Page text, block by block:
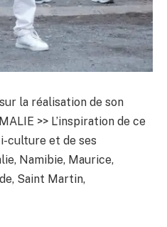
la réalisation de son
>> L’inspiration de ce
culture et de ses
Namibie, Maurice,
Saint Martin,